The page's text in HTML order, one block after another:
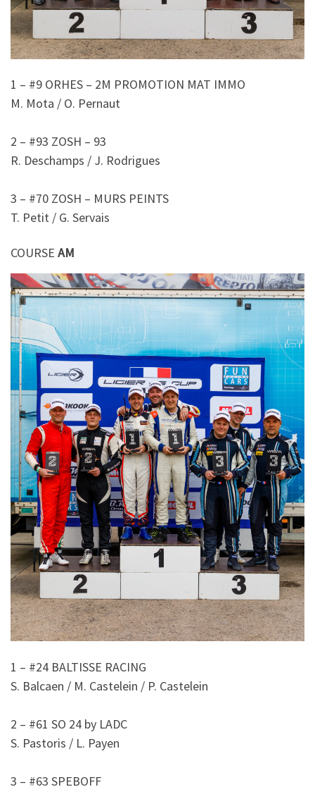
1 – #9 ORHES – 2M PROMOTION MAT IMMO
M. Mota / O. Pernaut
2 – #93 ZOSH – 93
R. Deschamps / J. Rodrigues
3 – #70 ZOSH – MURS PEINTS
T. Petit / G. Servais
COURSE AM
1 – #24 BALTISSE RACING
S. Balcaen / M. Castelein / P. Castelein
2 – #61 SO 24 by LADC
S. Pastoris / L. Payen
3 – #63 SPEBOFF